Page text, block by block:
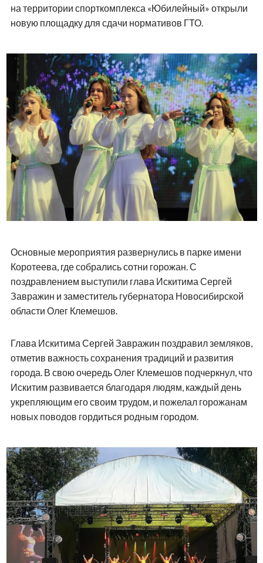
на территории спорткомплекса «Юбилейный» открыли
новую площадку для сдачи нормативов ГТО.
Основные мероприятия развернулись в парке имени
Коротеева, где собрались сотни горожан. С
поздравлением выступили глава Искитима Сергей
Завражин и заместитель губернатора Новосибирской
области Олег Клемешов.
Глава Искитима Сергей Завражин поздравил земляков,
отметив важность сохранения традиций и развития
города. В свою очередь Олег Клемешов подчеркнул, что
Искитим развивается благодаря людям, каждый день
укрепляющим его своим трудом, и пожелал горожанам
новых поводов гордиться родным городом.